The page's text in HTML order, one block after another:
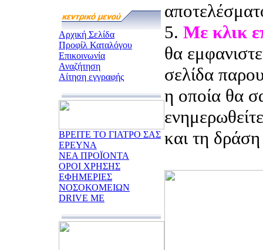
Αρχική Σελίδα
Προφίλ Καταλόγου
Επικοινωνία
Αναζήτηση
Αίτηση εγγραφής
ΒΡΕΙΤΕ ΤΟ ΓΙΑΤΡΟ ΣΑΣ
ΕΡΕΥΝΑ
ΝΕΑ ΠΡΟΪΟΝΤΑ
ΟΡΟΙ ΧΡΗΣΗΣ
ΕΦΗΜΕΡΙΕΣ
ΝΟΣΟΚΟΜΕΙΩΝ
DRIVE ME
5. Με κλικ
θα
σελίδα
η οποία θα
και τη